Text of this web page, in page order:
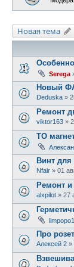
Новая тема
Serega
Новый
Deduska »
Ремонт
viktor163 »
ТО
Винт для
Nfair » 01
Ремонт и
alxpilot » 27
Про
Алексей 2 »